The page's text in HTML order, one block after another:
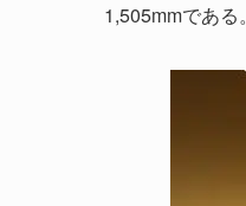
1,505mmである。